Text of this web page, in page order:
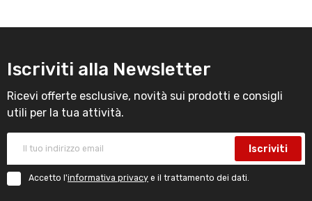
Iscriviti alla Newsletter
Ricevi offerte esclusive, novità sui prodotti e consigli
utili per la tua attività.
Iscriviti
Accetto l'informativa privacy e il trattamento dei dati.